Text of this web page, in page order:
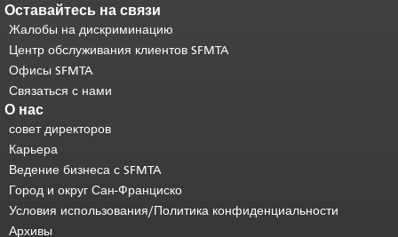
Оставайтесь на связи
Жалобы на дискриминацию
Центр обслуживания клиентов SFMTA
Офисы SFMTA
Связаться с нами
О нас
совет директоров
Карьера
Ведение бизнеса с SFMTA
Город и округ Сан-Франциско
Условия использования/Политика конфиденциальности
Архивы